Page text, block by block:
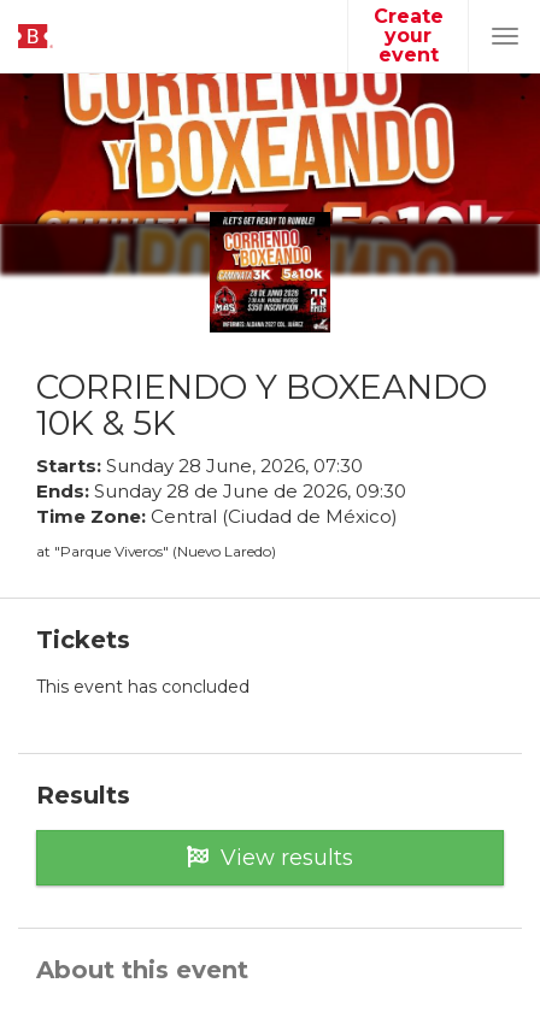
Create
your
event
CORRIENDO Y BOXEANDO
10K & 5K
Starts: Sunday 28 June, 2026, 07:30
Ends: Sunday 28 de June de 2026, 09:30
Time Zone: Central (Ciudad de México)
at "Parque Viveros" (Nuevo Laredo)
Tickets
This event has concluded
Results
View results
About this event